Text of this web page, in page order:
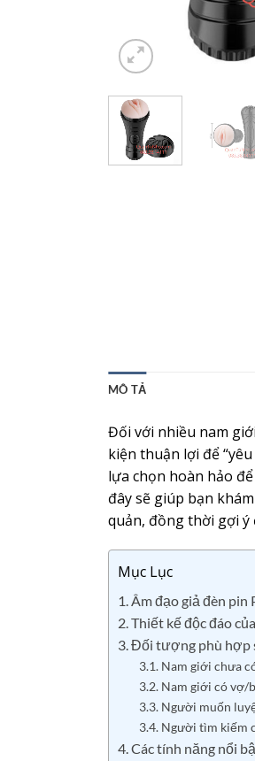
MÔ TẢ
Đối với nhiều nam
kiện thuận lợi để
lựa chọn hoàn hảo
đây sẽ giúp bạn
quản, đồng thời gợi ý
Mục Lục
1. Âm đạo giả đèn pin
2. Thiết kế độc đáo
3. Đối tượng phù hợp
3.1. Nam giới chưa
3.2. Nam giới có vợ/
3.3. Người muốn
3.4. Người tìm kiếm
4. Các tính năng nổi